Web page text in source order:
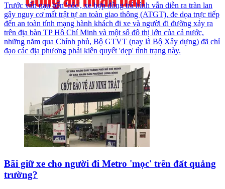
Trước vấn nạn bến 'cóc', xe hợp đồng trá hình vẫn diễn ra tràn lan
gây nguy cơ mất trật tự an toàn giao thông (ATGT), đe dọa trực tiếp
đến an toàn tính mạng hành khách đi xe và người đi đường xảy ra
trên địa bàn TP Hồ Chí Minh và một số đô thị lớn của cả nước,
những năm qua Chính phủ, Bộ GTVT (nay là Bộ Xây dựng) đã chỉ
đạo các địa phương phải kiên quyết 'dẹp' tình trạng này.
Bãi giữ xe cho người đi Metro 'mọc' trên đất quảng
trường?